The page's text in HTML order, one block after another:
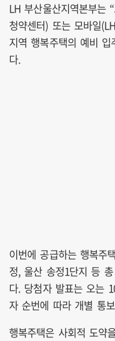
LH 부산울산지역본부는
청약센터) 또는 모바일
지역 행복주택의 예비
다.
이번에 공급하는 행복주
정, 울산 송정1단지 등
다. 당첨자 발표는 오는
자 순번에 따라 개별 통
행복주택은 사회적 도약